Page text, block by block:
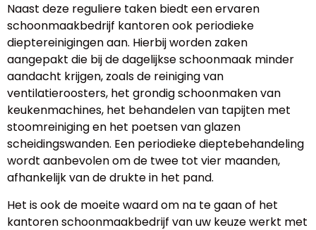
Naast deze reguliere taken biedt een ervaren
schoonmaakbedrijf kantoren ook periodieke
dieptereinigingen aan. Hierbij worden zaken
aangepakt die bij de dagelijkse schoonmaak minder
aandacht krijgen, zoals de reiniging van
ventilatieroosters, het grondig schoonmaken van
keukenmachines, het behandelen van tapijten met
stoomreiniging en het poetsen van glazen
scheidingswanden. Een periodieke dieptebehandeling
wordt aanbevolen om de twee tot vier maanden,
afhankelijk van de drukte in het pand.
Het is ook de moeite waard om na te gaan of het
kantoren schoonmaakbedrijf van uw keuze werkt met